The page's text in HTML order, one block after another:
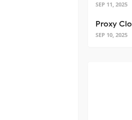
SEP 11, 2025
SEP 10, 2025